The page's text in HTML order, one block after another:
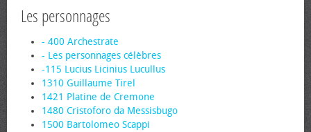
Les personnages
- 400 Archestrate
- Les personnages célèbres
-115 Lucius Licinius Lucullus
1310 Guillaume Tirel
1421 Platine de Cremone
1480 Cristoforo da Messisbugo
1500 Bartolomeo Scappi